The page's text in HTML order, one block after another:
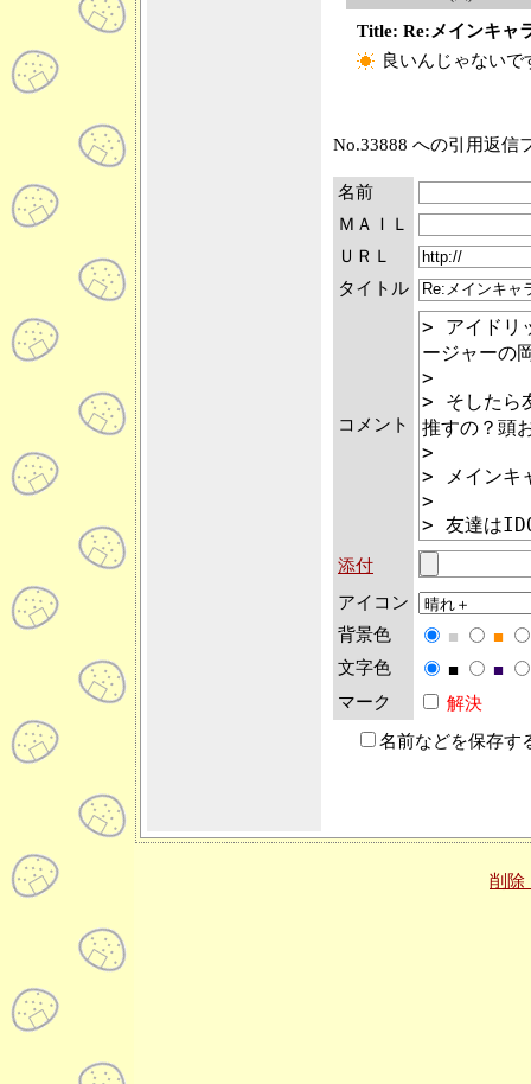
Title: Re:メインキャ
良いんじゃないで
No.33888 への引用返信
名前
ＭＡＩＬ
ＵＲＬ
タイトル
コメント
添付
アイコン
背景色
■
■
文字色
■
■
マーク
解決
名前などを保存
削除